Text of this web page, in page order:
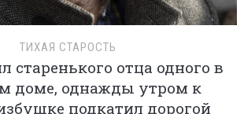
ТИХАЯ СТАРОСТЬ
старенького отца одного в
доме, однажды утром к
подкатил дорогой